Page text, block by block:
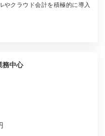
やクラウド会計を積極的に導入
務中心